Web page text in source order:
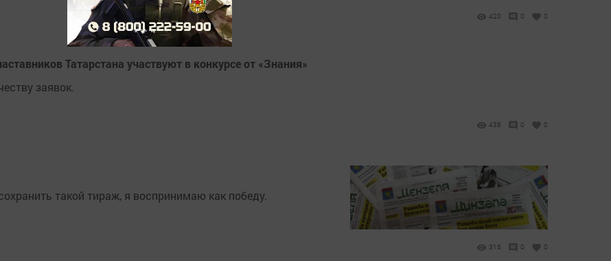
420 0 0
Татарстана участвуют в конкурсе от «Знания»
заявок.
438 0 0
такой тираж, я воспринимаю как победу.
316 0 0